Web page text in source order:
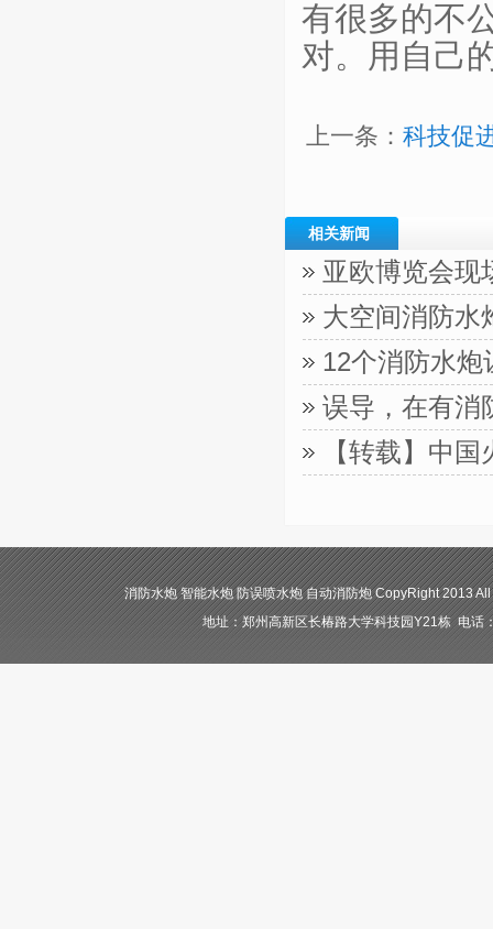
有很多的不
对。用自己
上一条： 科技促
相关新闻
亚欧博览会现
大空间消防水
12个消防水
误导，在有消
【转载】中
消防水炮 智能水炮 防误喷水炮 自动消防炮 CopyRight 2013
地址：郑州高新区长椿路大学科技园Y21栋 电